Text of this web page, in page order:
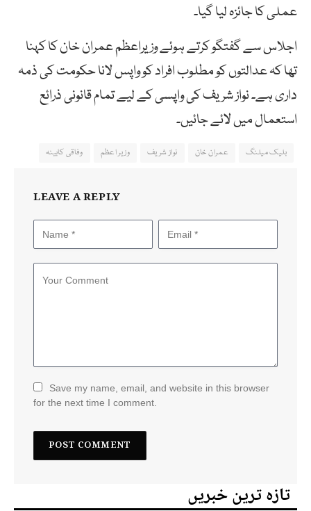
عملی کا جائزہ لیا گیا۔
اجلاس سے گفتگو کرتے ہوئے وزیراعظم عمران خان کا کہنا
تھا کہ عدالتوں کو مطلوب افراد کو واپس لانا حکومت کی ذمہ
داری ہے۔ نواز شریف کی واپسی کے لیے تمام قانونی ذرائع
استعمال میں لائے جائیں۔
بلیک میلنگ عمران خان نواز شریف وزیر اعظم وفاقی کابینہ
LEAVE A REPLY
Save my name, email, and website in this browser
for the next time I comment.
تازہ ترین خبریں